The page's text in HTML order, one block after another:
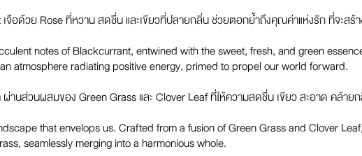
อด้วย Rose ที่หวาน สดชื่น และเขียวที่ปลายกลิ่น ช่วยตอกย้ำถึงคุณค่าแห่งรัก ที่จะสร้
notes of Blackcurrant, entwined with the sweet, fresh, and green
atmosphere radiating positive energy, primed to propel our world forward.
นส่วนผสมของ Green Grass และ Clover Leaf ที่ให้ความสดชื่น เขียว สะอาด คล้า
that envelops us. Crafted from a fusion of Green Grass and Clover
seamlessly merging into a harmonious whole.